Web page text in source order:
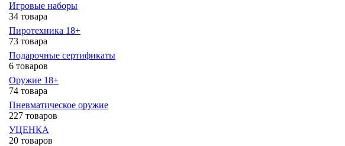
Игровые наборы
34 товара
Пиротехника 18+
73 товара
Подарочные сертификаты
6 товаров
Оружие 18+
74 товара
Пневматическое оружие
227 товаров
УЦЕНКА
20 товаров